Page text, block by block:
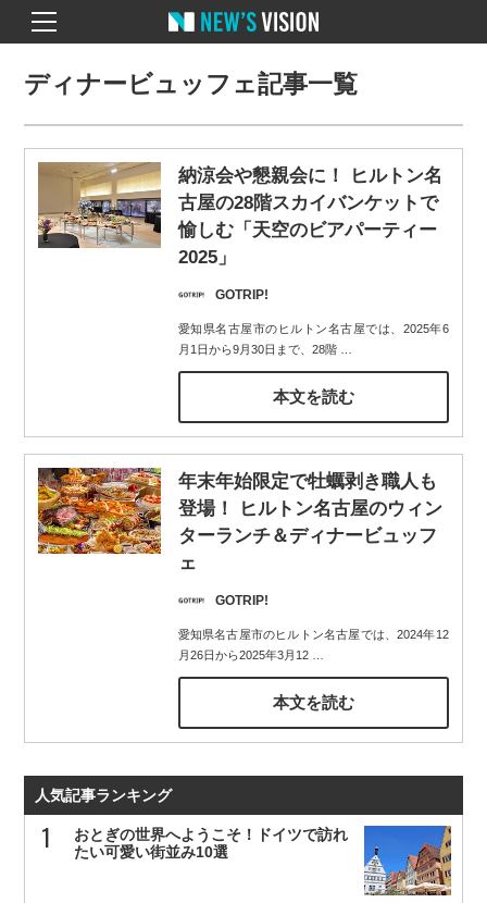
ディナービュッフェ記事一覧
納涼会や懇親会に！ ヒルトン名
古屋の28階スカイバンケットで
愉しむ「天空のビアパーティー
2025」
GOTRIP!
愛知県名古屋市のヒルトン名古屋では、2025年6
月1日から9月30日まで、28階…
本文を読む
年末年始限定で牡蠣剥き職人も
登場！ ヒルトン名古屋のウィン
ターランチ＆ディナービュッフ
ェ
GOTRIP!
愛知県名古屋市のヒルトン名古屋では、2024年12
月26日から2025年3月12…
本文を読む
人気記事ランキング
おとぎの世界へようこそ！ドイツで訪れ
たい可愛い街並み10選